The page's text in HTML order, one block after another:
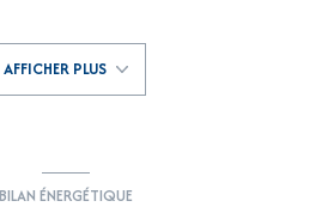
privative,gardien
détente.
quartier recherché tout en restant proche
vous àLimoges – Landouge
AFFICHER PLUS
BILAN ÉNERGÉTIQUE